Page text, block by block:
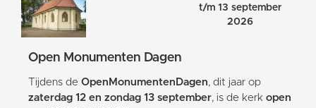
t/m 13 september
2026
Open Monumenten Dagen
Tijdens de OpenMonumentenDagen, dit jaar op
zaterdag 12 en zondag 13 september, is de kerk open